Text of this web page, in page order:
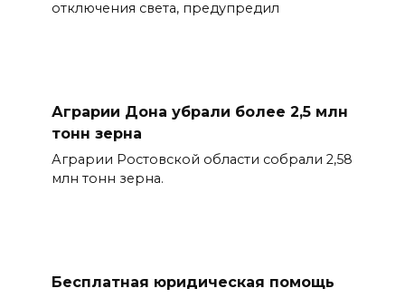
отключения света, предупредил
Аграрии Дона убрали более 2,5 млн
тонн зерна
Аграрии Ростовской области собрали 2,58
млн тонн зерна.
Бесплатная юридическая помощь